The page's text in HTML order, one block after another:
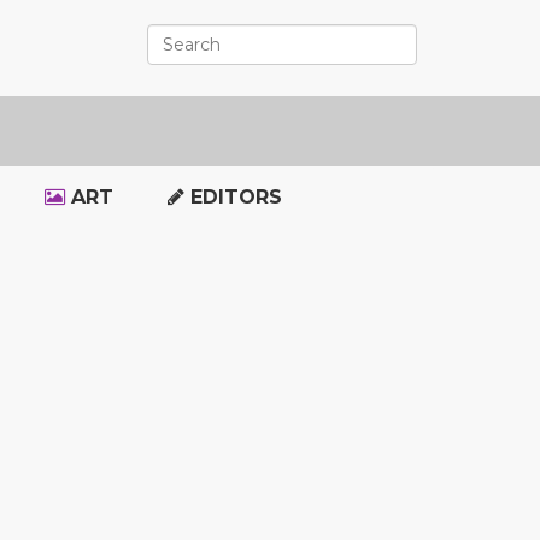
ART EDITORS